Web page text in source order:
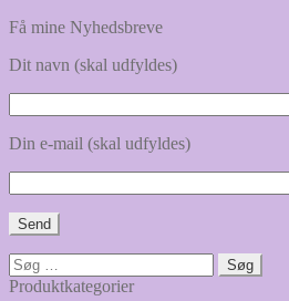
Få mine Nyhedsbreve
Dit navn (skal udfyldes)
Din e-mail (skal udfyldes)
Søg
efter:
Produktkategorier